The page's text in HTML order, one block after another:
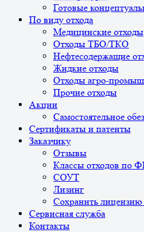
Готовые
По виду отхода
Медицинские отходы
Отходы ТБО/ТКО
Нефтесодержащие
Жидкие отходы
Отходы агро-
Прочие отходы
Акции
Самостоятельное
Сертификаты и патенты
Заказчику
Отзывы
Классы отходов по
СОУТ
Лизинг
Сохранить
Сервисная служба
Контакты